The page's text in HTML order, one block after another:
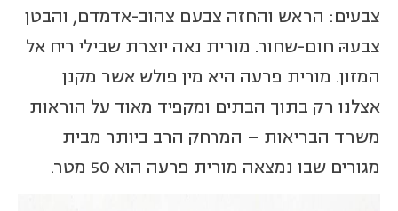
צבעים: הראש והחזה צבעם צהוב-אדמדם, והבטן
צבעהּ חום-שחור. מורית נאה יוצרת שבילי ריח אל
המזון. מורית פרעה היא מין פולש אשר מקנן
אצלנו רק בתוך הבתים ומקפיד מאוד על הוראות
משרד הבריאות – המרחק הרב ביותר מבית
מגורים שבו נמצאה מורית פרעה הוא 50 מטר.